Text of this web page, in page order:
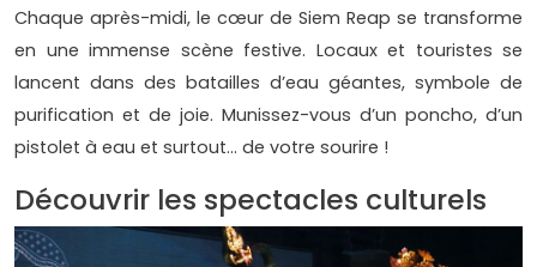
Chaque après-midi, le cœur de Siem Reap se transforme
en une immense scène festive. Locaux et touristes se
lancent dans des batailles d’eau géantes, symbole de
purification et de joie. Munissez-vous d’un poncho, d’un
pistolet à eau et surtout… de votre sourire !
Découvrir les spectacles culturels